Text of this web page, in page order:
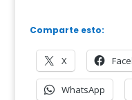
Comparte esto:
X
WhatsApp